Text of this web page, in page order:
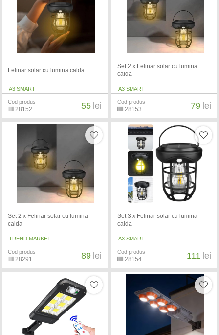
Felinar solar cu lumina calda
A3 SMART
Cod produs
28152 55 lei
Set 2 x Felinar solar cu lumina
calda
A3 SMART
Cod produs
28153 79 lei
Set 2 x Felinar solar cu lumina
calda
TREND MARKET
Cod produs
28291 89 lei
Set 3 x Felinar solar cu lumina
calda
A3 SMART
Cod produs
28154 111 lei